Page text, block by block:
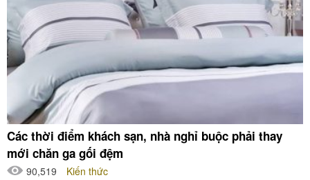
Các thời điểm khách sạn, nhà nghỉ buộc phải thay
mới chăn ga gối đệm
90,519
Kiến thức